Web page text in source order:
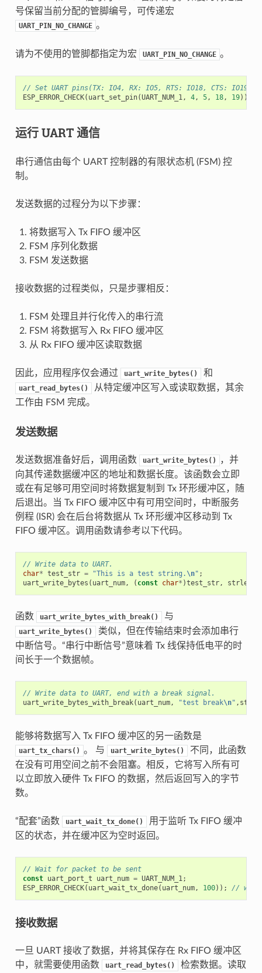
号保留当前分配的管脚编号，可传递宏
UART_PIN_NO_CHANGE 。
请为不使用的管脚都指定为宏 UART_PIN_NO_CHANGE 。
// Set UART pins(TX: IO4, RX: IO5, RTS: IO18, CTS: IO19)
ESP_ERROR_CHECK( uart_set_pin(UART_NUM_1, 4, 5, 18, 19));
运行 UART 通信
串行通信由每个 UART 控制器的有限状态机 (FSM) 控
制。
发送数据的过程分为以下步骤：
将数据写入 Tx FIFO 缓冲区
FSM 序列化数据
FSM 发送数据
接收数据的过程类似，只是步骤相反：
FSM 处理且并行化传入的串行流
FSM 将数据写入 Rx FIFO 缓冲区
从 Rx FIFO 缓冲区读取数据
因此，应用程序仅会通过 uart_write_bytes() 和
uart_read_bytes()
从特定缓冲区写入或读取数据，其余
工作由 FSM 完成。
发送数据
发送数据准备好后，调用函数 uart_write_bytes()
，并
向其传递数据缓冲区的地址和数据长度。该函数会立即
或在有足够可用空间时将数据复制到 Tx 环形缓冲区，随
后退出。当 Tx FIFO 缓冲区中有可用空间时，中断服务
例程 (ISR) 会在后台将数据从 Tx 环形缓冲区移动到 Tx
FIFO 缓冲区。调用函数请参考以下代码。
// Write data to UART.
char* test_str = "This is a test string. \n" ;
uart_write_bytes ( uart_num, ( const char* )test_str, strlen
函数 uart_write_bytes_with_break() 与
uart_write_bytes()
类似，但在传输结束时会添加串行
中断信号。“串行中断信号”意味着 Tx 线保持低电平的时
间长于一个数据帧。
// Write data to UART, end with a break signal.
uart_write_bytes_with_break( uart_num, "test break\n" ,
能够将数据写入 Tx FIFO 缓冲区的另一函数是
uart_tx_chars() 。 与 uart_write_bytes()
不同，此函数
在没有可用空间之前不会阻塞。相反，它将写入所有可
以立即放入硬件 Tx FIFO 的数据，然后返回写入的字节
数。
“配套”函数 uart_wait_tx_done()
用于监听 Tx FIFO 缓冲
区的状态，并在缓冲区为空时返回。
// Wait for packet to be sent
const uart_port_t uart_num = UART_NUM_1;
ESP_ERROR_CHECK( uart_wait_tx_done( uart_num, 100)); // wait
接收数据
一旦 UART 接收了数据，并将其保存在 Rx FIFO 缓冲区
中，就需要使用函数
uart_read_bytes()
检索数据。读取